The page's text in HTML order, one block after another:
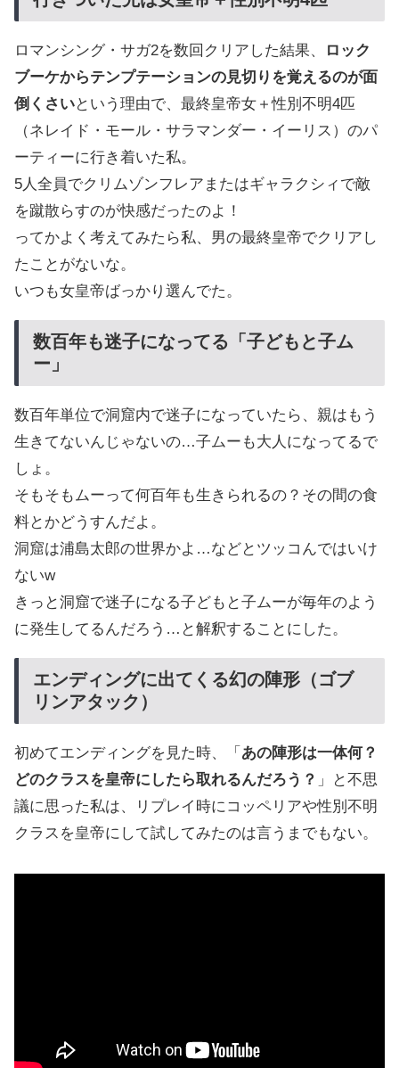
ロマンシング・サガ2を数回クリアした結果、
ロック
ブーケからテンプテーションの見切りを覚えるのが面
倒くさいという理由で、最終皇帝女＋性別不明4匹
（ネレイド・モール・サラマンダー・イーリス）のパ
ーティーに行き着いた私。
5人全員でクリムゾンフレアまたはギャラクシィで敵
を蹴散らすのが快感だったのよ！
ってかよく考えてみたら私、男の最終皇帝でクリアし
たことがないな。
いつも女皇帝ばっかり選んでた。
数百年も迷子になってる「子どもと子ム
ー」
数百年単位で洞窟内で迷子になっていたら、親はもう
生きてないんじゃないの…子ムーも大人になってるで
しょ。
そもそもムーって何百年も生きられるの？その間の食
料とかどうすんだよ。
洞窟は浦島太郎の世界かよ…などとツッコんではいけ
ないw
きっと洞窟で迷子になる子どもと子ムーが毎年のよう
に発生してるんだろう…と解釈することにした。
エンディングに出てくる幻の陣形（ゴブ
リンアタック）
初めてエンディングを見た時、「 あの陣形は一体何？
どのクラスを皇帝にしたら取れるんだろう？ 」と不思
議に思った私は、リプレイ時にコッペリアや性別不明
クラスを皇帝にして試してみたのは言うまでもない。